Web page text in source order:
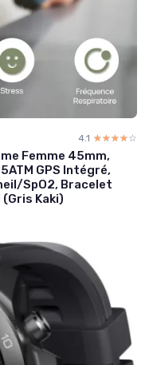
4.1 ☆☆☆☆☆
★★★★★
Femme 45mm,
GPS Intégré,
SpO2, Bracelet
Kaki)